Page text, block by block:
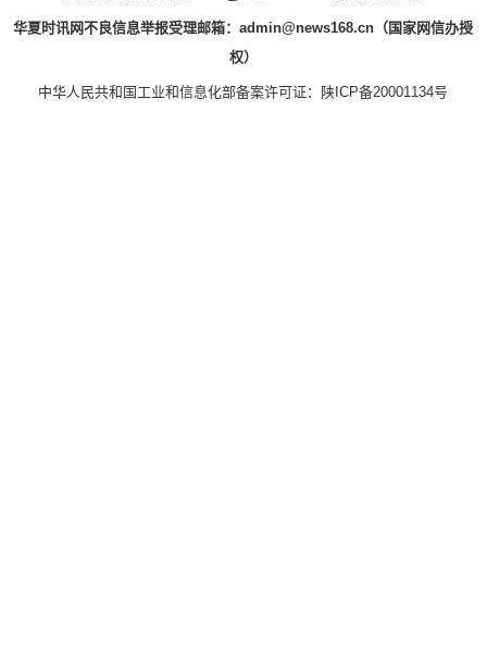
华夏时讯网不良信息举报受理邮箱：admin@news168.cn（国家网信办授
权）
中华人民共和国工业和信息化部备案许可证： 陕ICP备20001134号